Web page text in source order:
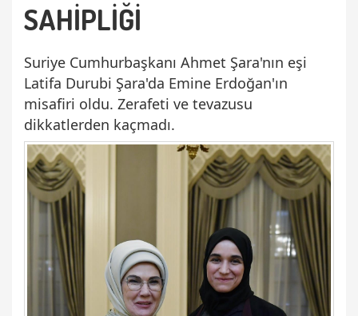
SAHİPLİĞİ
Suriye Cumhurbaşkanı Ahmet Şara'nın eşi
Latifa Durubi Şara'da Emine Erdoğan'ın
misafiri oldu. Zerafeti ve tevazusu
dikkatlerden kaçmadı.